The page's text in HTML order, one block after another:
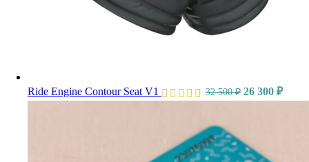
Ride Engine Contour Seat V1 32 500₽ 26 300 ₽